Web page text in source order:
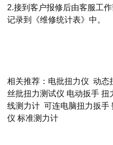
2.接到客户报修后由客服工
记录到《维修统计表》中。
相关推荐： 电批扭力仪 动态
丝批扭力测试仪 电动扳手 扭
线测力计 可连电脑扭力扳手
仪 标准测力计